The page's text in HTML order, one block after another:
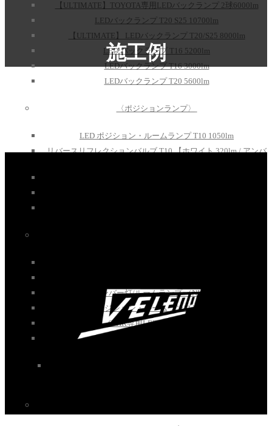
【ULTIMATE】TOYOTA専用LEDバックランプ 2球6000lm
LEDバックランプ T20 S25 10700lm
【ULTIMATE】 LEDバックランプ T20/S25 8000lm
LED バックランプ T16 5200lm
LEDバックランプ T16 3000lm
LEDバックランプ T20 5600lm
〈ポジションランプ〉
LED ポジション・ルームランプ T10 1050lm
リバースリフレクションバルブ T10 【ホワイト 320lm / アンバ
ポジション/ナンバー灯/ルームランプ （NICHIA）T10 320lm
LED ポジション・ルームランプ T10 1050lm
C-HR専用LEDルームランプ
施工例